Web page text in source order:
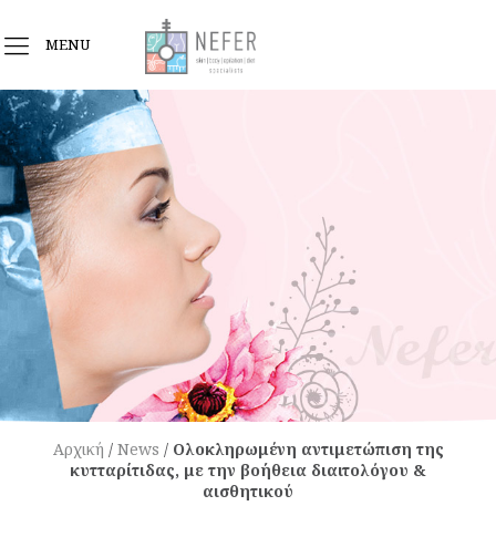
MENU
Αρχική / News / Ολοκληρωμένη αντιμετώπιση της
κυτταρίτιδας, με την βοήθεια διαιτολόγου &
αισθητικού